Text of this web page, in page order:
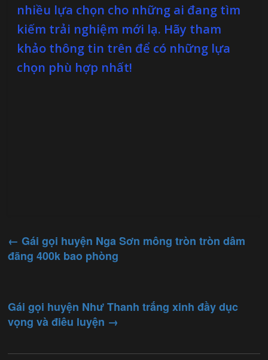
nhiều lựa chọn cho những ai đang tìm
kiếm trải nghiệm mới lạ. Hãy tham
khảo thông tin trên để có những lựa
chọn phù hợp nhất!
← Gái gọi huyện Nga Sơn mông tròn tròn dâm
đãng 400k bao phòng
Gái gọi huyện Như Thanh trắng xinh đầy dục
vọng và điêu luyện →